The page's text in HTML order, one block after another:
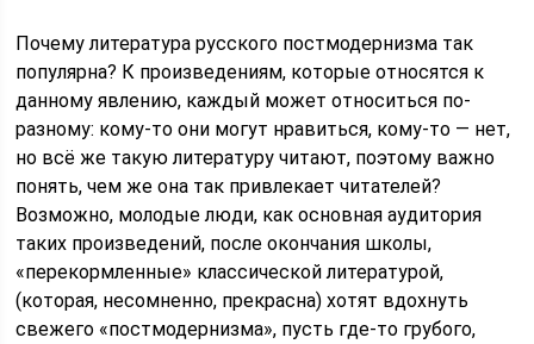
Почему литература русского постмодернизма так
популярна? К произведениям, которые относятся к
данному явлению, каждый может относиться по-
разному: кому-то они могут нравиться, кому-то — нет,
но всё же такую литературу читают, поэтому важно
понять, чем же она так привлекает читателей?
Возможно, молодые люди, как основная аудитория
таких произведений, после окончания школы,
«перекормленные» классической литературой,
(которая, несомненно, прекрасна) хотят вдохнуть
свежего «постмодернизма», пусть где-то грубого,